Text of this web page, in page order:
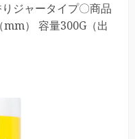
ジャータイプ〇商品
） 容量300G（出